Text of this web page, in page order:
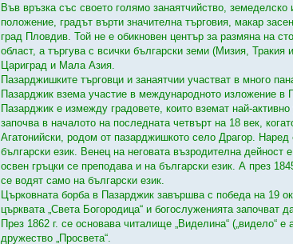
Във връзка със своето голямо занаятчийство,
положение, градът върти значителна търговия, макар
град Пловдив. Той не е обикновен център за размяна на
област, а търгува с всички български земи (Мизия,
Цариград и Мала Азия.
Пазарджишките търговци и занаятчии участват в много
Пазарджик взема участие в международното изложение в
Пазарджик е измежду градовете, които вземат най-
започва в началото на последната четвърт на 18 век,
Агатонийски, родом от пазарджишкото село Драгор.
български език. Венец на неговата възродителна
освен гръцки се преподава и на български език. А през
се водят само на български език.
Църковната борба в Пазарджик завършва с победа на 19
църквата „Света Богородица“ и богослуженията започват
През 1862 г. се основава читалище „Виделина“ („видело“
дружество „Просвета“.